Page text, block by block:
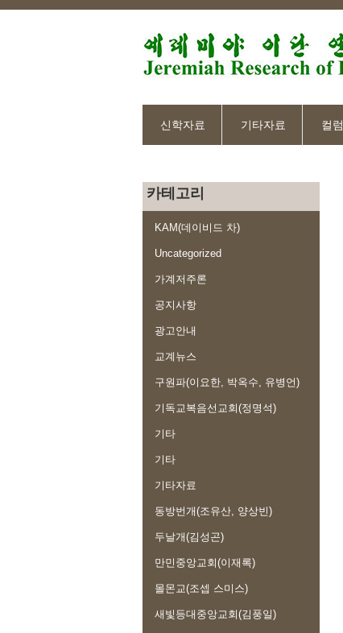
신학자료 기타자료 컬럼
카테고리
KAM(데이비드 차)
Uncategorized
가계저주론
공지사항
광고안내
교계뉴스
구원파(이요한, 박옥수, 유병언)
기독교복음선교회(정명석)
기타
기타
기타자료
동방번개(조유산, 양상빈)
두날개(김성곤)
만민중앙교회(이재록)
몰몬교(조셉 스미스)
새빛등대중앙교회(김풍일)